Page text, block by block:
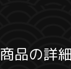
商品の詳細